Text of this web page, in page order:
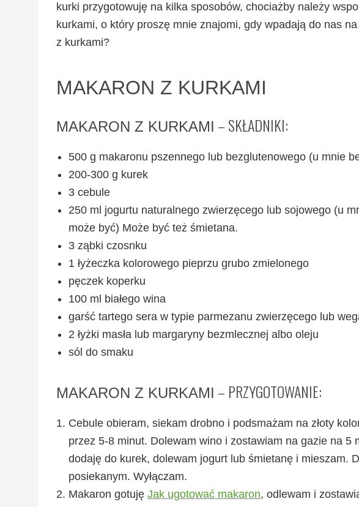
kurki przygotowuję na kilka sposobów, chociażby należy
kurkami, o który proszę mnie znajomi, gdy wpadają do nas
z kurkami?
MAKARON Z KURKAMI
MAKARON Z KURKAMI – SKŁADNIKI:
500 g makaronu pszennego lub bezglutenowego (u mnie
200-300 g kurek
3 cebule
250 ml jogurtu naturalnego zwierzęcego lub sojowego (u
może być) Może być też śmietana.
3 ząbki czosnku
1 łyżeczka kolorowego pieprzu grubo zmielonego
pęczek koperku
100 ml białego wina
garść tartego sera w typie parmezanu zwierzęcego lub
2 łyżki masła lub margaryny bezmlecznej albo oleju
sól do smaku
MAKARON Z KURKAMI – PRZYGOTOWANIE:
Cebule obieram, siekam drobno i podsmażam na złoty
przez 5-8 minut. Dolewam wino i zostawiam na gazie na 5
dodaję do kurek, dolewam jogurt lub śmietanę i mieszam.
posiekanym. Wyłączam.
Makaron gotuję Jak ugotować makaron, odlewam i